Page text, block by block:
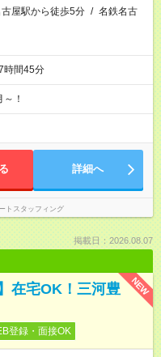
屋駅から徒歩5分 / 名鉄名古
時間45分
！
詳細へ
トスタッフィング
掲載日：2026.08.07
NEW
在宅OK！三河豊
登録・面接OK